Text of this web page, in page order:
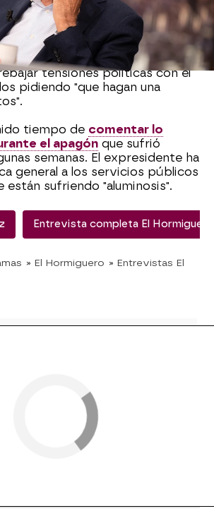
y sus rencillas
, Felipe
que ha hecho es afirmar que
dice, pero no dice todo lo
así, también ha aprovechado
tensiones políticas con el
pidiendo "que hagan una
tiempo de comentar lo
el apagón que sufrió
semanas. El expresidente ha
general a los servicios públicos
están sufriendo "aluminosis".
Entrevista completa El Hormiguero
» El Hormiguero » Entrevistas El